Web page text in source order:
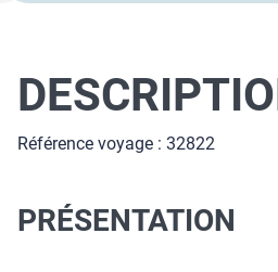
Référence voyage : 32822
PRÉSENTATION